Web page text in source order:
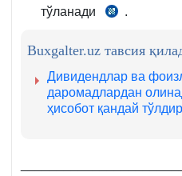
тўланади
СК
м.
5-
6-
қ.
.
Buxgalter.uz тавсия
Дивидендлар ва
даромадлардан
ҳисобот қандай